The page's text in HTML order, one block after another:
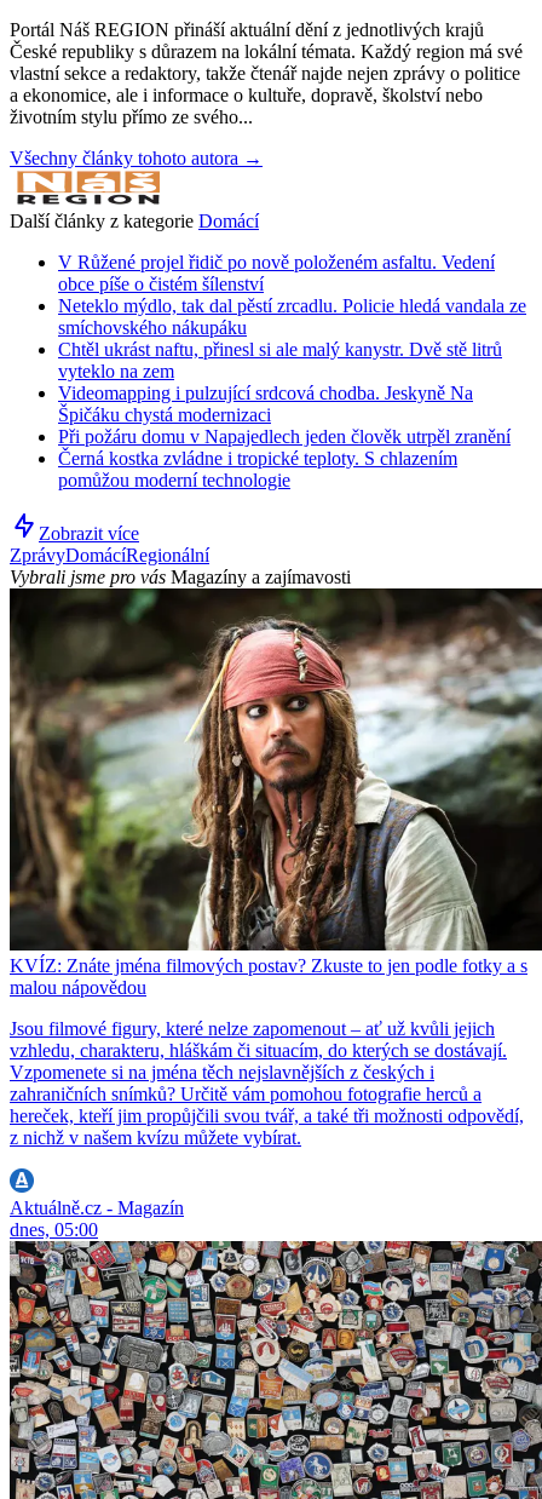
Portál Náš REGION přináší aktuální dění z jednotlivých krajů
České republiky s důrazem na lokální témata. Každý region má své
vlastní sekce a redaktory, takže čtenář najde nejen zprávy o politice
a ekonomice, ale i informace o kultuře, dopravě, školství nebo
životním stylu přímo ze svého...
Všechny články tohoto autora →
Další články z kategorie Domácí
V Růžené projel řidič po nově položeném asfaltu. Vedení
obce píše o čistém šílenství
Neteklo mýdlo, tak dal pěstí zrcadlu. Policie hledá vandala ze
smíchovského nákupáku
Chtěl ukrást naftu, přinesl si ale malý kanystr. Dvě stě litrů
vyteklo na zem
Videomapping i pulzující srdcová chodba. Jeskyně Na
Špičáku chystá modernizaci
Při požáru domu v Napajedlech jeden člověk utrpěl zranění
Černá kostka zvládne i tropické teploty. S chlazením
pomůžou moderní technologie
Zobrazit více
ZprávyDomácíRegionální
Vybrali jsme pro vás Magazíny a zajímavosti
KVÍZ: Znáte jména filmových postav? Zkuste to jen podle fotky a s
malou nápovědou
Jsou filmové figury, které nelze zapomenout – ať už kvůli jejich
vzhledu, charakteru, hláškám či situacím, do kterých se dostávají.
Vzpomenete si na jména těch nejslavnějších z českých i
zahraničních snímků? Určitě vám pomohou fotografie herců a
hereček, kteří jim propůjčili svou tvář, a také tři možnosti odpovědí,
z nichž v našem kvízu můžete vybírat.
Aktuálně.cz - Magazín
dnes, 05:00